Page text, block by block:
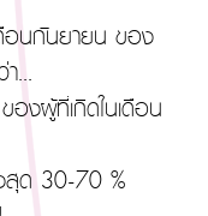
อนกันยายน ของ
...
องผู้ที่เกิดในเดือน
สุด 30-70 %